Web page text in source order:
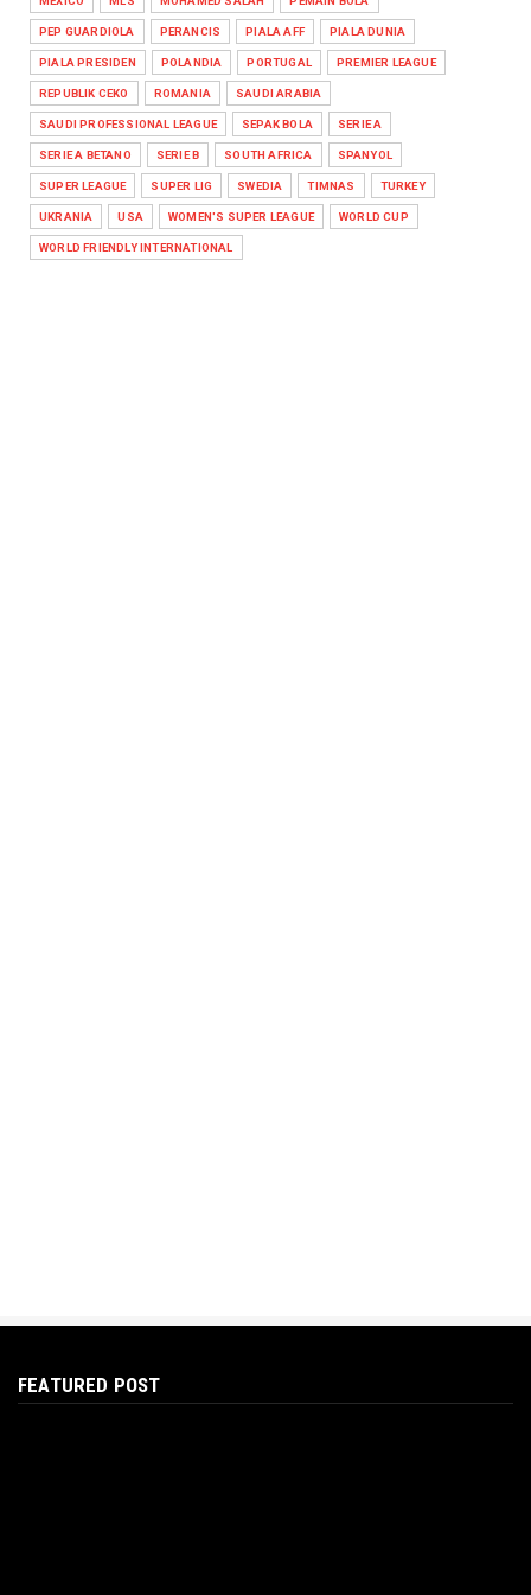
PEP GUARDIOLA PERANCIS PIALA AFF PIALA DUNIA
PIALA PRESIDEN POLANDIA PORTUGAL PREMIER LEAGUE
REPUBLIK CEKO ROMANIA SAUDI ARABIA
SAUDI PROFESSIONAL LEAGUE SEPAK BOLA SERIE A
SERIE A BETANO SERIE B SOUTH AFRICA SPANYOL
SUPER LEAGUE SUPER LIG SWEDIA TIMNAS TURKEY
UKRANIA USA WOMEN'S SUPER LEAGUE WORLD CUP
WORLD FRIENDLY INTERNATIONAL
FEATURED POST